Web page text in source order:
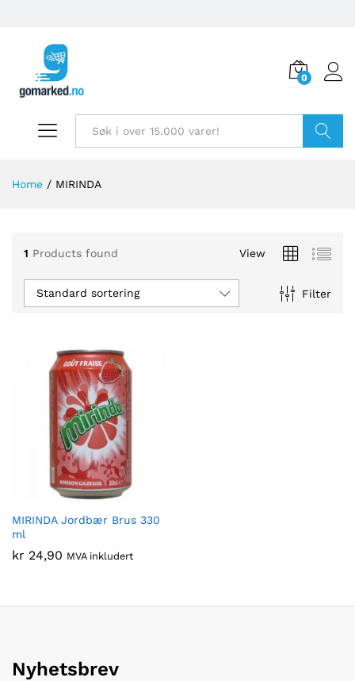
0
Home / MIRINDA
1 Products found View
Filter
Standard sortering
MIRINDA Jordbær Brus 330
ml
kr 24,90 MVA inkludert
Nyhetsbrev